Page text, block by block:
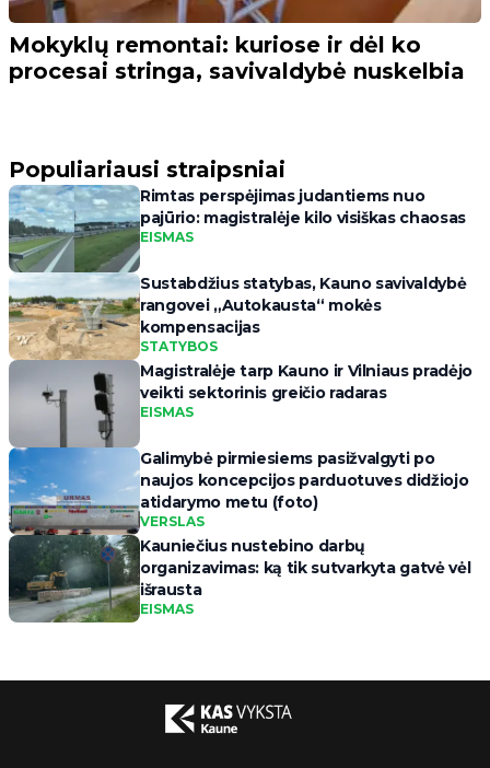
Mokyklų remontai: kuriose ir dėl ko
procesai stringa, savivaldybė nuskelbia
Populiariausi straipsniai
Rimtas perspėjimas judantiems nuo
pajūrio: magistralėje kilo visiškas chaosas
EISMAS
Sustabdžius statybas, Kauno savivaldybė
rangovei „Autokausta“ mokės
kompensacijas
STATYBOS
Magistralėje tarp Kauno ir Vilniaus pradėjo
veikti sektorinis greičio radaras
EISMAS
Galimybė pirmiesiems pasižvalgyti po
naujos koncepcijos parduotuves didžiojo
atidarymo metu (foto)
VERSLAS
Kauniečius nustebino darbų
organizavimas: ką tik sutvarkyta gatvė vėl
išrausta
EISMAS